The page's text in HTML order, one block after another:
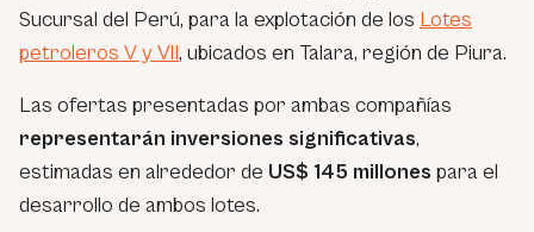
Sucursal del Perú, para la explotación de los Lotes
petroleros V y VII, ubicados en Talara, región de Piura.
Las ofertas presentadas por ambas compañías
representarán inversiones significativas,
estimadas en alrededor de US$ 145 millones para el
desarrollo de ambos lotes.